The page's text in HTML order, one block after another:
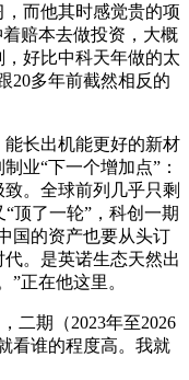
而他其时感觉贵的项
赔本去做投资，大概
好比中科天年做的太
20多年前截然相反的
长出机能更好的新材
业“下一个增加点”：
。全球前列几乎只剩
顶了一轮”，科创一期
国的资产也要从头订
。是英诺生态天然出
”正在他这里。
期（2023年至2026
看谁的程度高。我就